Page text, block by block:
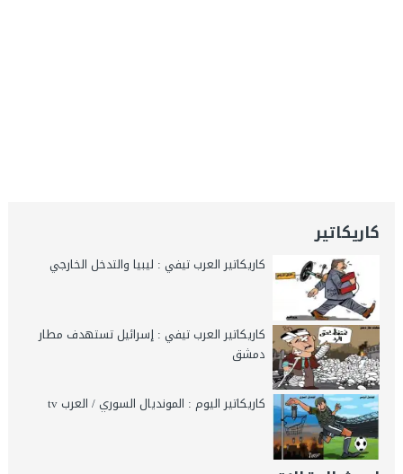
كاريكاتير
كاريكاتير العرب تيفي : ليبيا والتدخل الخارجي
كاريكاتير العرب تيفي : إسرائيل تستهدف مطار
دمشق
كاريكاتير اليوم : المونديال السوري / العرب tv